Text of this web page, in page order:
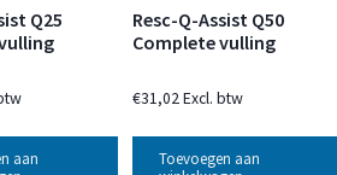
Q25
aan
Resc-Q-Assist Q50
Complete vulling
€31,02Excl. btw
Toevoegen aan